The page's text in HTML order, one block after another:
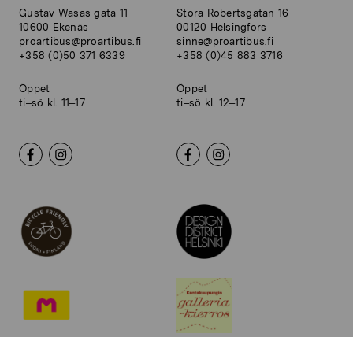
Gustav Wasas gata 11
10600 Ekenäs
proartibus@proartibus.fi
+358 (0)50 371 6339
Öppet
ti–sö kl. 11–17
Stora Robertsgatan 16
00120 Helsingfors
sinne@proartibus.fi
+358 (0)45 883 3716
Öppet
ti–sö kl. 12–17